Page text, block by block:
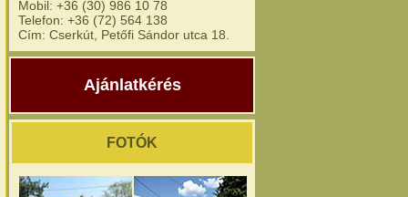
Mobil: +36 (30) 986 10 78
Telefon: +36 (72) 564 138
Cím: Cserkút, Petőfi Sándor utca 18.
Ajánlatkérés
FOTÓK